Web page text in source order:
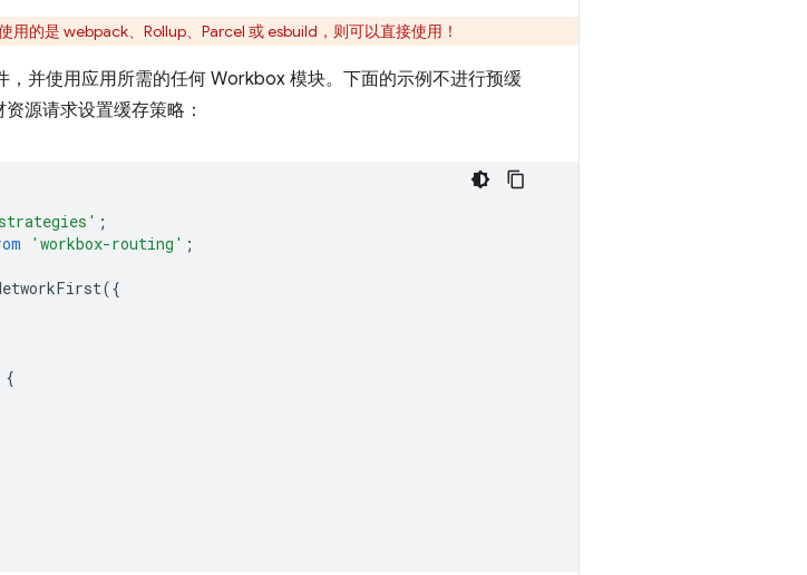
用的是 webpack、Rollup、Parcel 或 esbuild，则可以直接使用！
并使用应用所需的任何 Workbox 模块。下面的示例不进行预缓
源请求设置缓存策略：
;
'workbox-routing' ;
({
{